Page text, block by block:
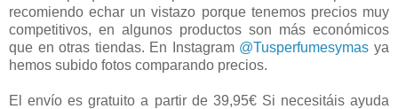
recomiendo echar un vistazo porque tenemos precios muy
competitivos, en algunos productos son más económicos
que en otras tiendas. En Instagram @Tusperfumesymas ya
hemos subido fotos comparando precios.
El envío es gratuito a partir de 39,95€ Si necesitáis ayuda